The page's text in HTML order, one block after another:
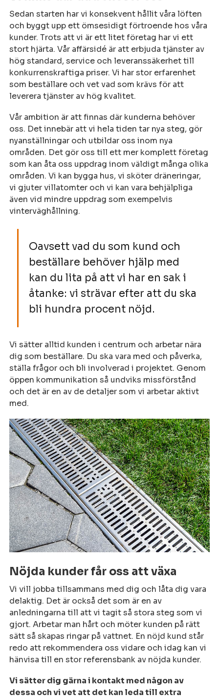
Sedan starten har vi konsekvent hållit våra löften
och byggt upp ett ömsesidigt förtroende hos våra
kunder. Trots att vi är ett litet företag har vi ett
stort hjärta. Vår affärsidé är att erbjuda tjänster av
hög standard, service och leveranssäkerhet till
konkurrenskraftiga priser. Vi har stor erfarenhet
som beställare och vet vad som krävs för att
leverera tjänster av hög kvalitet.
Vår ambition är att finnas där kunderna behöver
oss. Det innebär att vi hela tiden tar nya steg, gör
nyanställningar och utbildar oss inom nya
områden. Det gör oss till ett mer komplett företag
som kan åta oss uppdrag inom väldigt många olika
områden. Vi kan bygga hus, vi sköter dräneringar,
vi gjuter villatomter och vi kan vara behjälpliga
även vid mindre uppdrag som exempelvis
vinterväghållning.
Oavsett vad du som kund och
beställare behöver hjälp med
kan du lita på att vi har en sak i
åtanke: vi strävar efter att du ska
bli hundra procent nöjd.
Vi sätter alltid kunden i centrum och arbetar nära
dig som beställare. Du ska vara med och påverka,
ställa frågor och bli involverad i projektet. Genom
öppen kommunikation så undviks missförstånd
och det är en av de detaljer som vi arbetar aktivt
med.
Nöjda kunder får oss att växa
Vi vill jobba tillsammans med dig och låta dig vara
delaktig. Det är också det som är en av
anledningarna till att vi tagit så stora steg som vi
gjort. Arbetar man hårt och möter kunden på rätt
sätt så skapas ringar på vattnet. En nöjd kund står
redo att rekommendera oss vidare och idag kan vi
hänvisa till en stor referensbank av nöjda kunder.
Vi sätter dig gärna i kontakt med någon av
dessa och vi vet att det kan leda till extra